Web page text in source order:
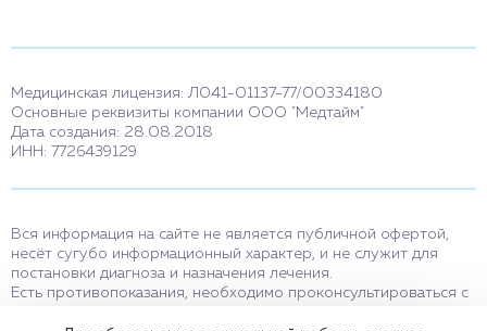
Медицинская лицензия: Л041-01137-77/00334180
Основные реквизиты компании ООО "Медтайм"
Дата создания: 28.08.2018
ИНН: 7726439129
Вся информация на сайте не является публичной офертой,
несёт сугубо информационный характер, и не служит для
постановки диагноза и назначения лечения.
Есть противопоказания, необходимо проконсультироваться с